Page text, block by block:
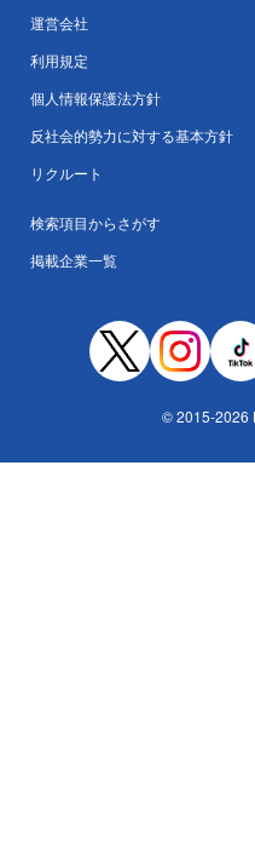
運営会社
利用規定
個人情報保護法方針
反社会的勢力に対する基本方針
リクルート
検索項目からさがす
掲載企業一覧
© 2015-2026